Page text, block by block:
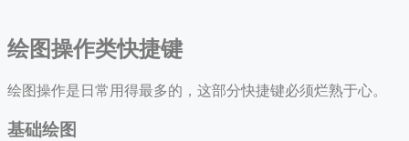
绘图操作类快捷键
绘图操作是日常用得最多的，这部分快捷键必须烂熟于心。
基础绘图